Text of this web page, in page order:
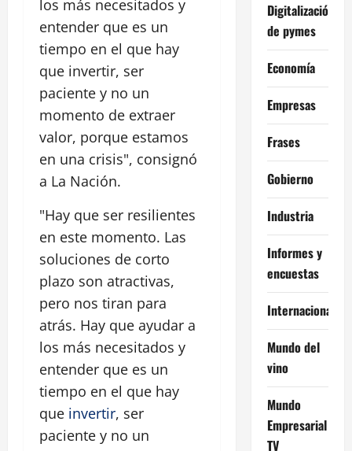
los más necesitados y
entender que es un
tiempo en el que hay
que invertir, ser
paciente y no un
momento de extraer
valor, porque estamos
en una crisis", consignó
a La Nación.
"Hay que ser resilientes
en este momento. Las
soluciones de corto
plazo son atractivas,
pero nos tiran para
atrás. Hay que ayudar a
los más necesitados y
entender que es un
tiempo en el que hay
que invertir, ser
paciente y no un
Digitalización
de pymes
Economía
Empresas
Frases
Gobierno
Industria
Informes y
encuestas
Internacional
Mundo del
vino
Mundo
Empresarial
TV